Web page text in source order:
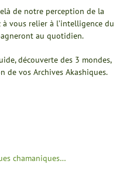
de notre perception de la
vous relier à l’intelligence du
au quotidien.
découverte des 3 mondes,
de vos Archives Akashiques.
chamaniques…